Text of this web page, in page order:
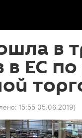
в
ЕС по
15:55 05.06.2019)